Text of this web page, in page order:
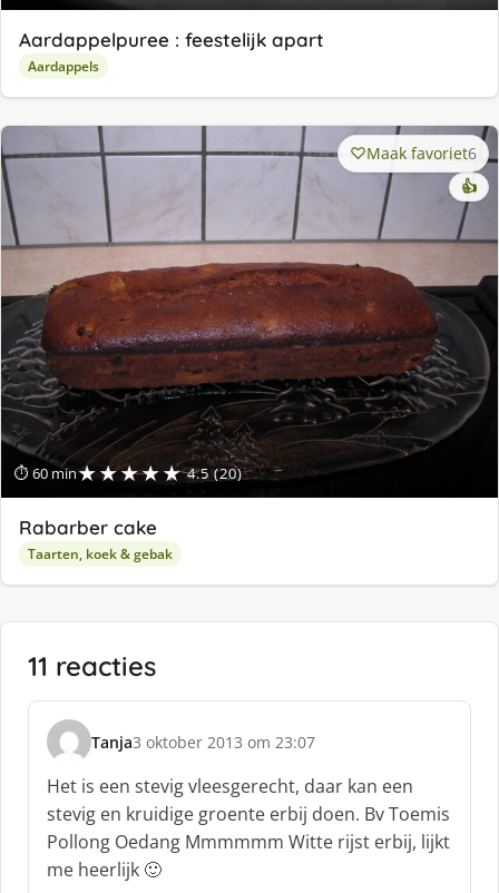
Aardappelpuree : feestelijk apart
Aardappels
⏱ 60 min★★★★★ 4.5 (20)
Maak favoriet6
👍
Rabarber cake
Taarten, koek & gebak
11 reacties
Tanja
s
c
h
r
e
e
3 oktober 2013 om 23:07
Het is een stevig vleesgerecht, daar kan een
stevig en kruidige groente erbij doen. Bv Toemis
Pollong Oedang Mmmmmm Witte rijst erbij, lijkt
me heerlijk 🙂